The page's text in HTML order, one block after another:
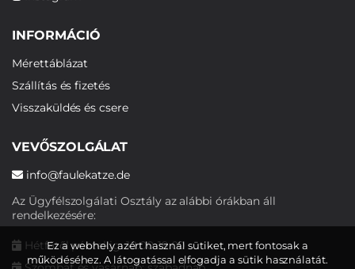
INFORMÁCIÓ
Mérettáblázat
Szállítás és fizetés
Visszaküldés és csere
VEVŐSZOLGÁLAT
info@faulekatze.de
Az Ügyfélszolgálati Osztály az alábbi órákban áll
rendelkezésére:
Hétfőtől péntekig: 10:00-19:00
Ez a webhely azért használ sütiket, mert fontosak a
működéséhez. A látogatással elfogadja a sütik használatát.